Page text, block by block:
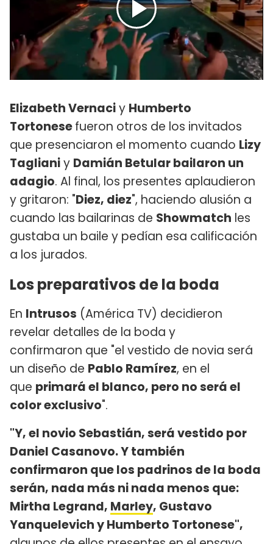
Elizabeth Vernaciy Humberto
Tortonesefueron otros de los invitados
que presenciaron el momento cuando Lizy
Taglianiy Damián Betular bailaron un
adagio. Al final, los presentes aplaudieron
y gritaron: "Diez, diez", haciendo alusión a
cuando las bailarinas de Showmatch les
gustaba un baile y pedían esa calificación
a los jurados.
Los preparativos de la boda
En Intrusos (América TV) decidieron
revelar detalles de la boda y
confirmaron que "el vestido de novia será
un diseño de Pablo Ramírez, en el
que primará el blanco, pero no será el
color exclusivo".
"Y, el novio Sebastián, será vestido por
Daniel Casanovo. Y también
confirmaron que los padrinos de la boda
serán, nada más ni nada menos que:
Mirtha Legrand, Marley, Gustavo
Yanquelevich y Humberto Tortonese",